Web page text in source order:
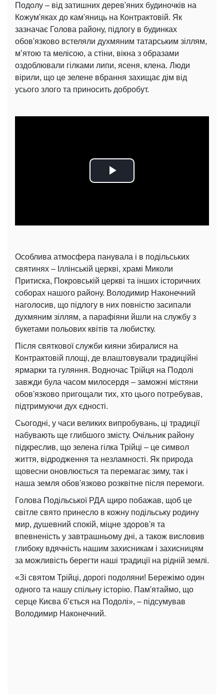
Подолу – від затишних дерев'яних будиночків на
Кожум'яках до кам'яниць на Контрактовій. Як
зазначає Голова району, підлогу в будинках
обов'язково встеляли духмяним татарським зіллям,
мʼятою та мелісою, а стіни, вікна з образами
оздоблювали гілками липи, ясеня, клена. Люди
вірили, що це зелене вбрання захищає дім від
усього злого та приносить добробут.
Play
Особлива атмосфера панувала і в подільських
святинях – Іллінській церкві, храмі Миколи
Притиска, Покровській церкві та інших історичних
соборах нашого району. Володимир Наконечний
наголосив, що підлогу в них повністю засипали
духмяним зіллям, а парафіяни йшли на службу з
букетами польових квітів та любистку.
Після святкової служби кияни збиралися на
Контрактовій площі, де влаштовували традиційні
ярмарки та гуляння. Водночас Трійця на Подолі
завжди була часом милосердя – заможні містяни
обов'язково пригощали тих, хто цього потребував,
підтримуючи дух єдності.
Сьогодні, у часи великих випробувань, ці традиції
набувають ще глибшого змісту. Очільник району
підкреслив, що зелена гілка Трійці – це символ
життя, відродження та незламності. Як природа
щовесни оновлюється та перемагає зиму, так і
наша земля обов'язково розквітне після перемоги.
Голова Подільської РДА щиро побажав, щоб це
світле свято принесло в кожну подільську родину
мир, душевний спокій, міцне здоров'я та
впевненість у завтрашньому дні, а також висловив
глибоку вдячність нашим захисникам і захисницям
за можливість берегти наші традиції на рідній землі.
«Зі святом Трійці, дорогі подоляни! Бережімо один
одного та нашу спільну історію. Пам'ятаймо, що
серце Києва бʼється на Подолі», – підсумував
Володимир Наконечний.